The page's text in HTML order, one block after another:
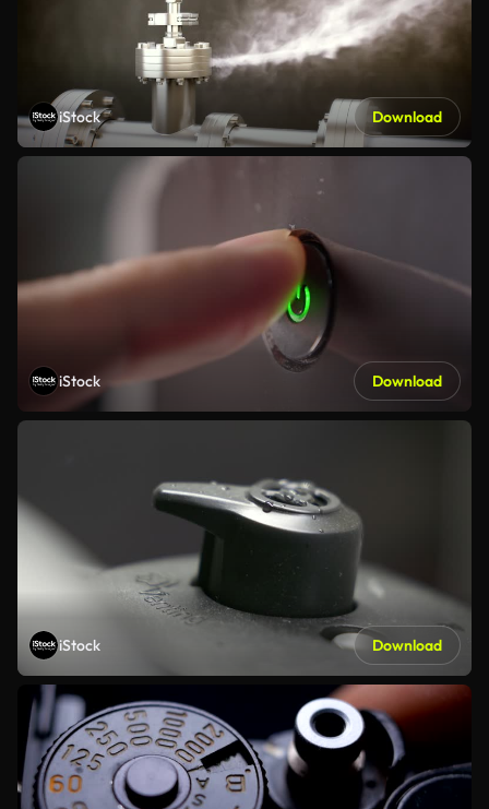
iStock Download
iStock Download
iStock Download